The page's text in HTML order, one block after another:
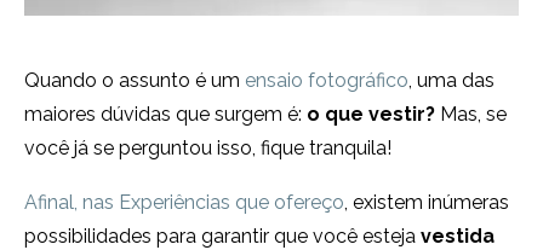
Quando o assunto é um ensaio fotográfico, uma das
maiores dúvidas que surgem é: o que vestir? Mas, se
você já se perguntou isso, fique tranquila!
Afinal, nas Experiências que ofereço, existem inúmeras
possibilidades para garantir que você esteja vestida